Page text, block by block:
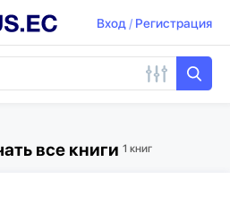
Вход/ Регистрация
все книги 1 книг